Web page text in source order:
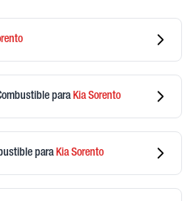
para KiaSorento
para KiaSorento